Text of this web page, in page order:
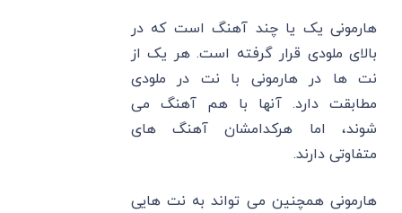
هارمونی یک یا چند آهنگ است که در
بالای ملودی قرار گرفته است. هر یک از
نت ها در هارمونی با نت در ملودی
مطابقت دارد. آنها با هم آهنگ می
شوند، اما هرکدامشان آهنگ های
متفاوتی دارند.
هارمونی همچنین می تواند به نت هایی